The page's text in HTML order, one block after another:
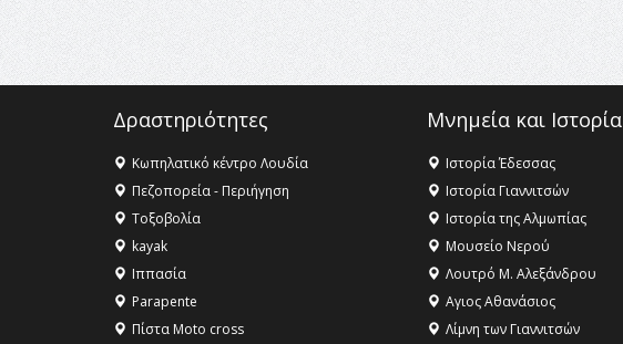
Δραστηριότητες
Κωπηλατικό κέντρο Λουδία
Πεζοπορεία - Περιήγηση
Τοξοβολία
kayak
Ιππασία
Parapente
Πίστα Moto cross
Μνημεία και Ιστορία
Ιστορία Έδεσσας
Ιστορία Γιαννιτσών
Ιστορία της Αλμωπίας
Μουσείο Νερού
Λουτρό Μ. Αλεξάνδρου
Αγιος Αθανάσιος
Λίμνη των Γιαννιτσών